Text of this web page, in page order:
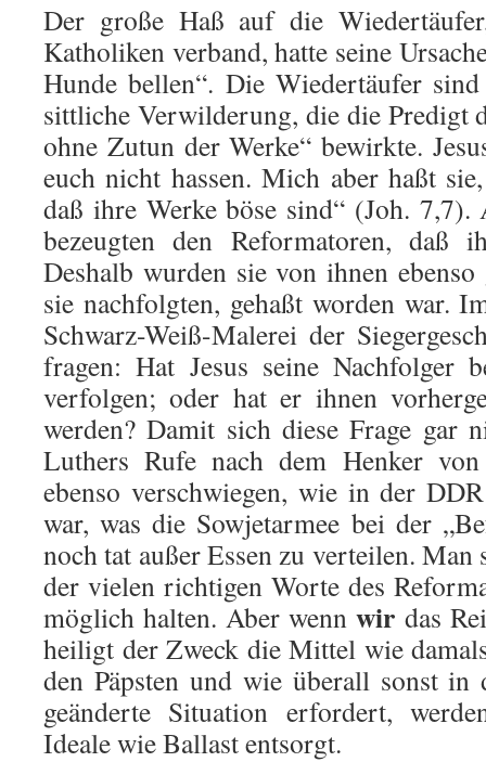
Der große Haß auf die
Katholiken verband, hatte seine
Hunde bellen“. Die Wiedertäufer
sittliche Verwilderung, die die Predigt
ohne Zutun der Werke“ bewirkte.
euch nicht hassen. Mich aber haßt
daß ihre Werke böse sind“ (Joh.
bezeugten den Reformatoren, daß
Deshalb wurden sie von ihnen ebenso
sie nachfolgten, gehaßt worden war.
Schwarz-Weiß-Malerei der
fragen: Hat Jesus seine Nachfolger
verfolgen; oder hat er ihnen
werden? Damit sich diese Frage gar
Luthers Rufe nach dem Henker von
ebenso verschwiegen, wie in der
war, was die Sowjetarmee bei der
noch tat außer Essen zu verteilen. Man
der vielen richtigen Worte des
möglich halten. Aber wennwir das
heiligt der Zweck die Mittel wie
den Päpsten und wie überall sonst in
geänderte Situation erfordert,
Ideale wie Ballast entsorgt.